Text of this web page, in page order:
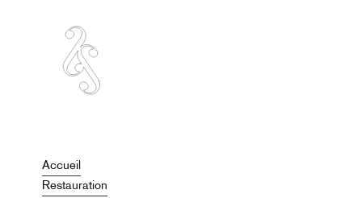
Accueil
Restauration